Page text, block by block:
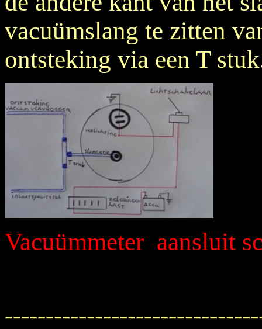
vacuümslang te zitten
ontsteking via een T
Vacuümmeter aansluit